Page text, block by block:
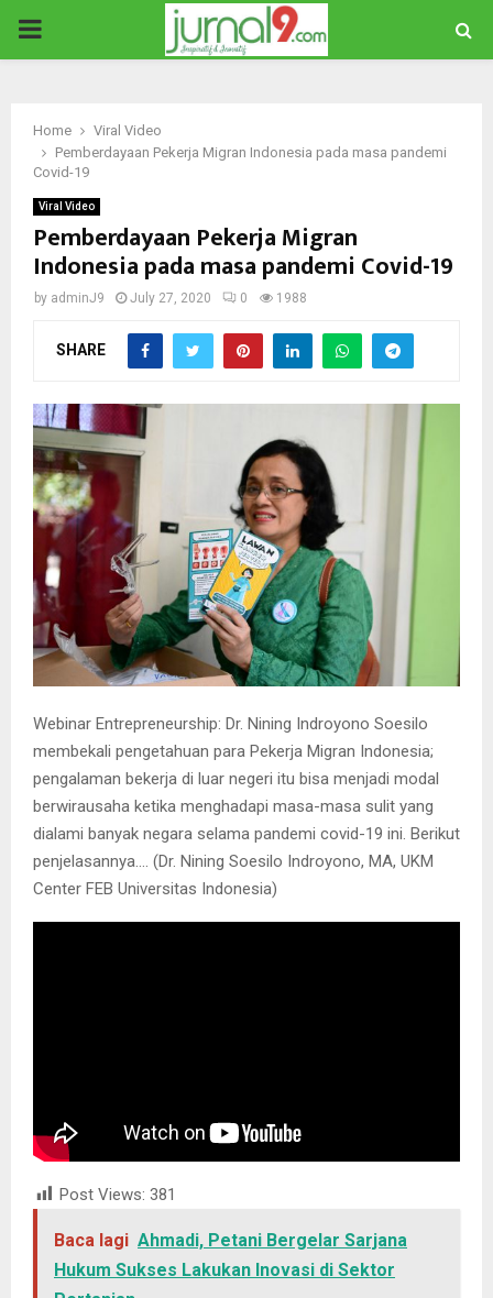
PRIMARY
Home
Viral Video
Pemberdayaan Pekerja Migran Indonesia pada masa pandemi
Covid-19
Viral Video
Pemberdayaan Pekerja Migran
Indonesia pada masa pandemi Covid-19
by adminJ9 July 27, 2020 0 1988
SHARE
Webinar Entrepreneurship: Dr. Nining Indroyono Soesilo
membekali pengetahuan para Pekerja Migran Indonesia;
pengalaman bekerja di luar negeri itu bisa menjadi modal
berwirausaha ketika menghadapi masa-masa sulit yang
dialami banyak negara selama pandemi covid-19 ini. Berikut
penjelasannya…. (Dr. Nining Soesilo Indroyono, MA, UKM
Center FEB Universitas Indonesia)
Post Views: 381
Baca lagi Ahmadi, Petani Bergelar Sarjana
Hukum Sukses Lakukan Inovasi di Sektor